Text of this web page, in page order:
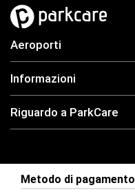
Aeroporti
Informazioni
Riguardo a ParkCare
Metodo di pagamento